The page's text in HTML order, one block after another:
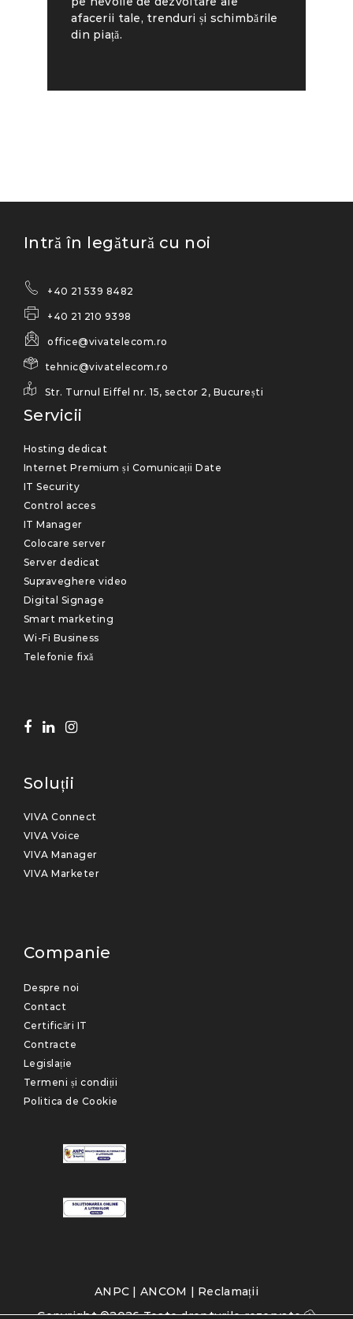
afacerii tale, trenduri și schimbările
din piață.
Intră în legătură cu noi
+40 21 539 8482
+40 21 210 9398
office@vivatelecom.ro
tehnic@vivatelecom.ro
Str. Turnul Eiffel nr. 15, sector 2, București
Servicii
Hosting dedicat
Internet Premium și Comunicații Date
IT Security
Control acces
IT Manager
Colocare server
Server dedicat
Supraveghere video
Digital Signage
Smart marketing
Wi-Fi Business
Telefonie fixă
Soluții
VIVA Connect
VIVA Voice
VIVA Manager
VIVA Marketer
Companie
Despre noi
Contact
Certificări IT
Contracte
Legislație
Termeni și condiții
Politica de Cookie
ANPC | ANCOM | Reclamații
Copyright ©2026 Toate drepturile rezervate